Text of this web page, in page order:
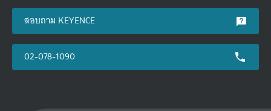
สอบถาม KEYENCE
02-078-1090